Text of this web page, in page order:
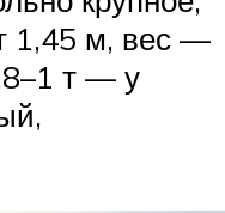
1,45 м, вес —
т — у